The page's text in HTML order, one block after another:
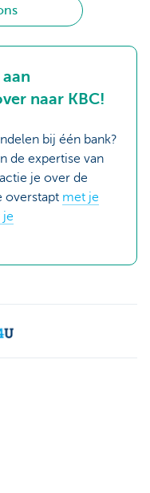
naar KBC!
bij één bank?
de expertise van
je over de
overstapt met je
je